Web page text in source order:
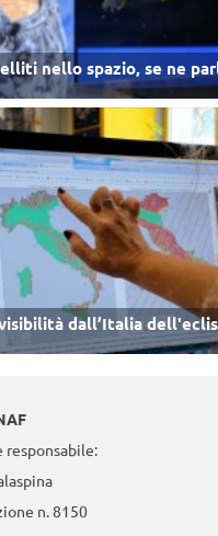
nello spazio, se ne
dall’Italia
n. 8150